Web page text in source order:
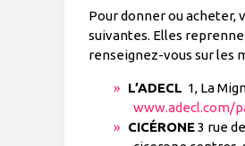
Pour donner ou acheter,
suivantes. Elles
renseignez-vous sur les
L’ADECL 1, La
www.adecl.com/
CICÉRONE3 rue